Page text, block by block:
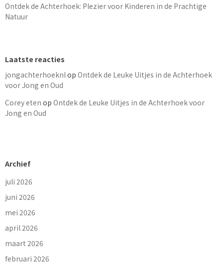
Ontdek de Achterhoek: Plezier voor Kinderen in de Prachtige
Natuur
Laatste reacties
jongachterhoeknl op Ontdek de Leuke Uitjes in de Achterhoek
voor Jong en Oud
Corey eten op Ontdek de Leuke Uitjes in de Achterhoek voor
Jong en Oud
Archief
juli 2026
juni 2026
mei 2026
april 2026
maart 2026
februari 2026